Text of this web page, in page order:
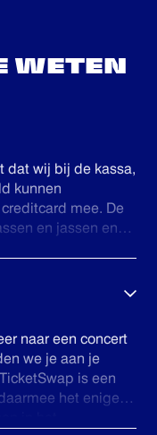
WETEN
dat wij bij de kassa,
kunnen
mee. De
en jassen en
naar een concert
we je aan je
is een
het enige